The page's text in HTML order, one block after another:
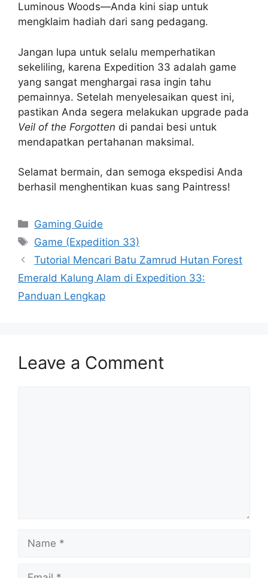
Luminous Woods—Anda kini siap untuk
mengklaim hadiah dari sang pedagang.
Jangan lupa untuk selalu memperhatikan
sekeliling, karena Expedition 33 adalah game
yang sangat menghargai rasa ingin tahu
pemainnya. Setelah menyelesaikan quest ini,
pastikan Anda segera melakukan upgrade pada
Veil of the Forgotten di pandai besi untuk
mendapatkan pertahanan maksimal.
Selamat bermain, dan semoga ekspedisi Anda
berhasil menghentikan kuas sang Paintress!
Categories
Gaming Guide
Tags
Game (Expedition 33)
Tutorial Mencari Batu Zamrud Hutan Forest
Emerald Kalung Alam di Expedition 33:
Panduan Lengkap
Leave a Comment
Name
Email